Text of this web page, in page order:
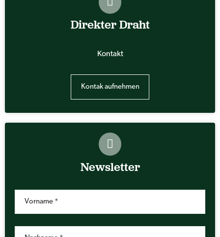
Direkter Draht
Kontakt
Kontak aufnehmen
Newsletter